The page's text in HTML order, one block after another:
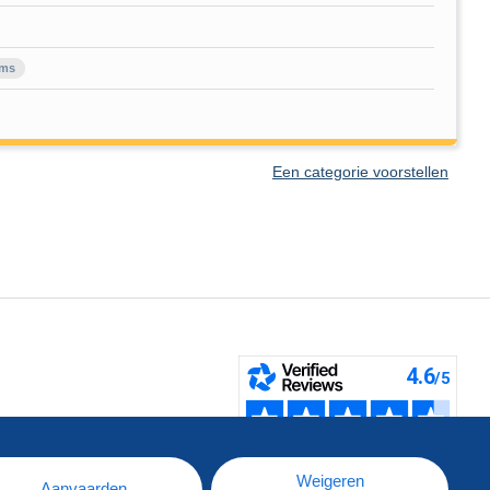
Een categorie voorstellen
Weigeren